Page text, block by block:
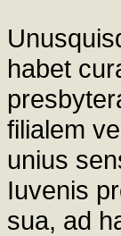
habet
filialem
unius
Iuvenis
sua, ad